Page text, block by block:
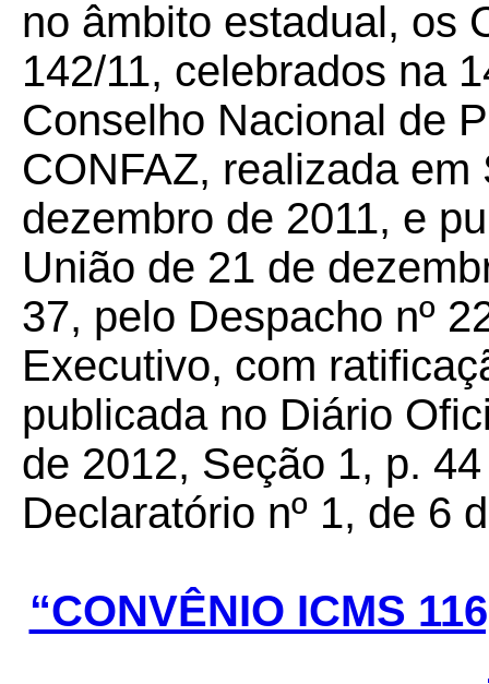
no âmbito estadual, os
142/11, celebrados na
Conselho Nacional de
CONFAZ, realizada
dezembro de 2011, e
União de 21 de
37, pelo Despacho nº
Executivo, com
publicada no Diário
de 2012, Seção 1, p.
Declaratório nº 1, de 6
“CONVÊNIO ICMS